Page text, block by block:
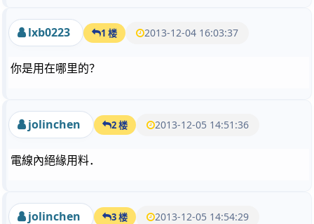
lxb0223 1 楼 2013-12-04 16:03:37
你是用在哪里的？
jolinchen 2 楼 2013-12-05 14:51:36
電線內絕緣用料．
jolinchen 3 楼 2013-12-05 14:54:29